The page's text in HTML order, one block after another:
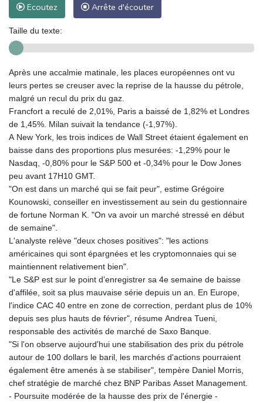
Ecoutez Arrête d'écouter
Taille du texte:
Après une accalmie matinale, les places européennes ont vu
leurs pertes se creuser avec la reprise de la hausse du pétrole,
malgré un recul du prix du gaz.
Francfort a reculé de 2,01%, Paris a baissé de 1,82% et Londres
de 1,45%. Milan suivait la tendance (-1,97%).
A New York, les trois indices de Wall Street étaient également en
baisse dans des proportions plus mesurées: -1,29% pour le
Nasdaq, -0,80% pour le S&P 500 et -0,34% pour le Dow Jones
peu avant 17H10 GMT.
"On est dans un marché qui se fait peur", estime Grégoire
Kounowski, conseiller en investissement au sein du gestionnaire
de fortune Norman K. "On va avoir un marché stressé en début
de semaine".
L'analyste relève "deux choses positives": "les actions
américaines qui sont épargnées et les cryptomonnaies qui se
maintiennent relativement bien".
"Le S&P est sur le point d’enregistrer sa 4e semaine de baisse
d'affilée, soit sa plus mauvaise série depuis un an. En Europe,
l'indice CAC 40 entre en zone de correction, perdant plus de 10%
depuis ses plus hauts de février", résume Andrea Tueni,
responsable des activités de marché de Saxo Banque.
"Si l'on observe aujourd'hui une stabilisation des prix du pétrole
autour de 100 dollars le baril, les marchés d'actions pourraient
également être amenés à se stabiliser", tempère Daniel Morris,
chef stratégie de marché chez BNP Paribas Asset Management.
- Poursuite modérée de la hausse des prix de l'énergie -